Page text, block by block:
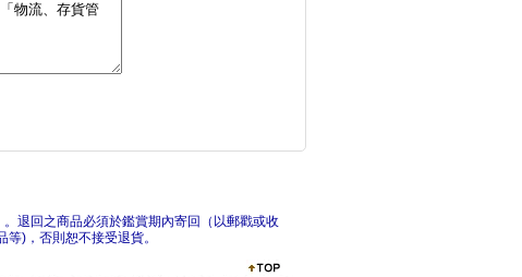
退回之商品必須於鑑賞期內寄回（以郵戳或收
)，否則恕不接受退貨。